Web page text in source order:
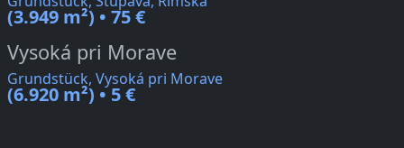
(3.949 m²) • 75 €
Vysoká pri Morave
Grundstück, Vysoká pri Morave
(6.920 m²) • 5 €